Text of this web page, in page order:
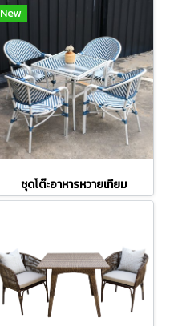
New
ชุดโต๊ะอาหารหวายเทียม